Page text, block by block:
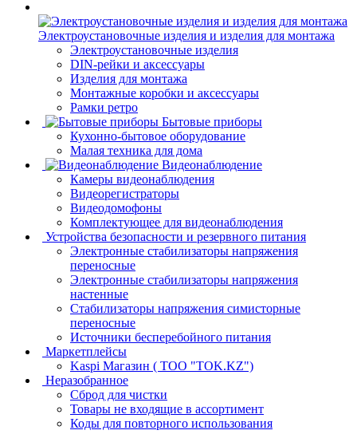
Электроустановочные изделия и изделия для монтажа
Электроустановочные изделия
DIN-рейки и аксессуары
Изделия для монтажа
Монтажные коробки и аксессуары
Рамки ретро
Бытовые приборы
Кухонно-бытовое оборудование
Малая техника для дома
Видеонаблюдение
Камеры видеонаблюдения
Видеорегистраторы
Видеодомофоны
Комплектующее для видеонаблюдения
Устройства безопасности и резервного питания
Электронные стабилизаторы напряжения
переносные
Электронные стабилизаторы напряжения
настенные
Стабилизаторы напряжения симисторные
переносные
Источники бесперебойного питания
Маркетплейсы
Kaspi Магазин ( ТОО "TOK.KZ")
Неразобранное
Сброд для чистки
Товары не входящие в ассортимент
Коды для повторного использования